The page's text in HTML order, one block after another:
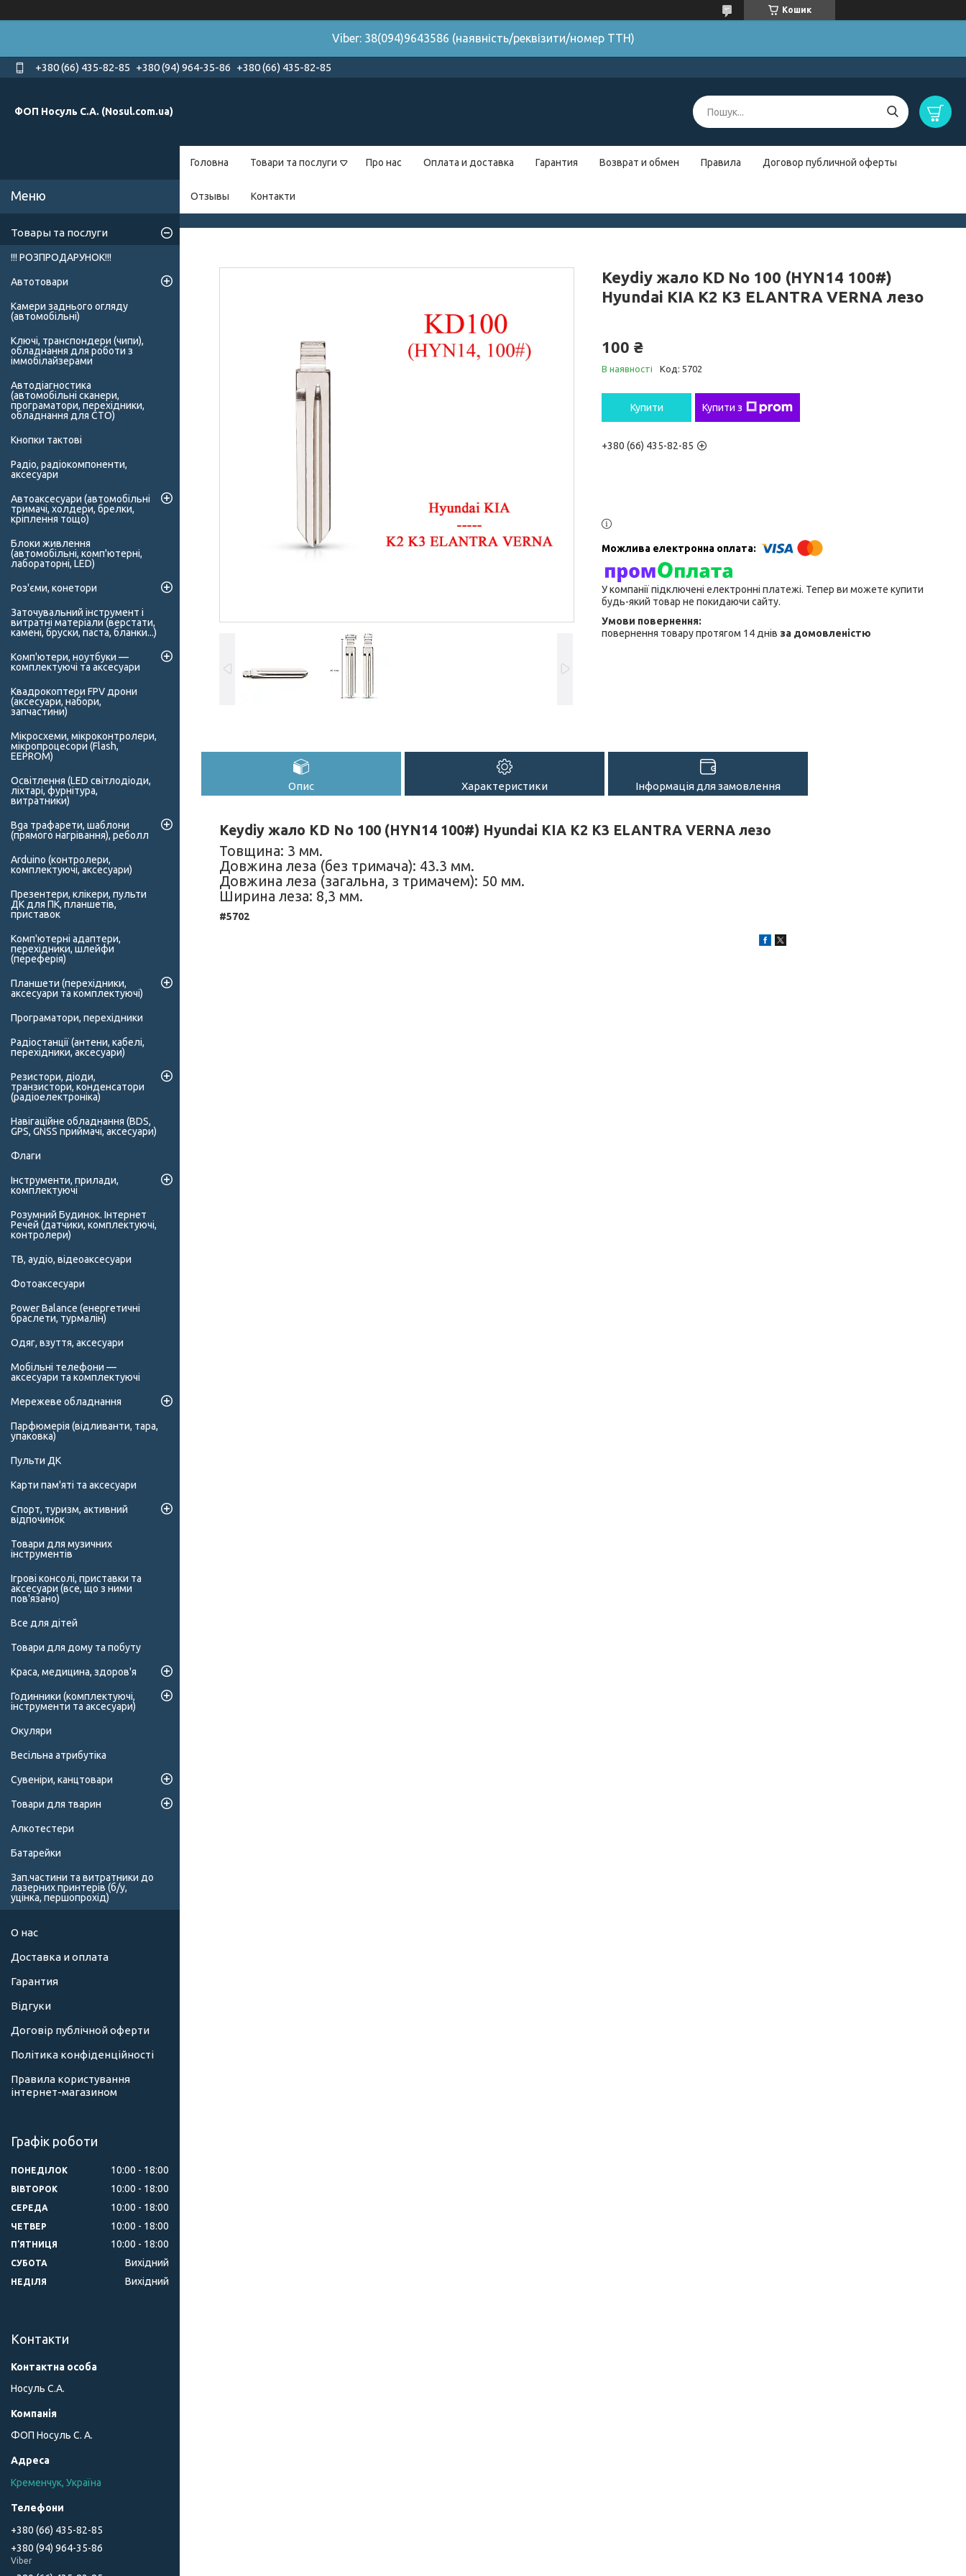
Кошик
Viber: 38(094)9643586 (наявність/реквізити/номер ТТН)
+380 (66) 435-82-85 +380 (94) 964-35-86 +380 (66) 435-82-85
ФОП Носуль С.А. (Nosul.com.ua)
Головна Товари та послуги Про нас Оплата и доставка Гарантия Возврат и обмен Правила Договор публичной оферты
Отзывы Контакти
Keydiy жало KD No 100 (HYN14 100#)
Hyundai KIA K2 K3 ELANTRA VERNA лезо
100 ₴
В наявності Код: 5702
Купити Купити з
+380 (66) 435-82-85
У компанії підключені електронні платежі. Тепер ви можете купити
будь-який товар не покидаючи сайту.
повернення товару протягом 14 днів за домовленістю
Опис Характеристики Інформація для замовлення
Keydiy жало KD No 100 (HYN14 100#) Hyundai KIA K2 K3 ELANTRA VERNA лезо
Товщина: 3 мм.
Довжина леза (без тримача): 43.3 мм.
Довжина леза (загальна, з тримачем): 50 мм.
Ширина леза: 8,3 мм.
#5702
Товары та послуги
!!! РОЗПРОДАРУНОК!!!
Автотовари
Камери заднього огляду
(автомобільні)
Ключі, транспондери (чипи),
обладнання для роботи з
іммобілайзерами
Автодіагностика
(автомобільні сканери,
програматори, перехідники,
обладнання для СТО)
Кнопки тактові
Радіо, радіокомпоненти,
аксесуари
Автоаксесуари (автомобільні
тримачі, холдери, брелки,
кріплення тощо)
Блоки живлення
(автомобільні, комп'ютерні,
лабораторні, LED)
Роз'єми, конетори
Заточувальний інструмент і
витратні матеріали (верстати,
камені, бруски, паста, бланки...)
Комп'ютери, ноутбуки —
комплектуючі та аксесуари
Квадрокоптери FPV дрони
(аксесуари, набори,
запчастини)
Мікросхеми, мікроконтролери,
мікропроцесори (Flash,
EEPROM)
Освітлення (LED світлодіоди,
ліхтарі, фурнітура,
витратники)
Bga трафарети, шаблони
(прямого нагрівання), реболл
Arduino (контролери,
комплектуючі, аксесуари)
Презентери, клікери, пульти
ДК для ПК, планшетів,
приставок
Комп'ютерні адаптери,
перехідники, шлейфи
(переферія)
Планшети (перехідники,
аксесуари та комплектуючі)
Програматори, перехідники
Радіостанції (антени, кабелі,
перехідники, аксесуари)
Резистори, діоди,
транзистори, конденсатори
(радіоелектроніка)
Навігаційне обладнання (BDS,
GPS, GNSS приймачі, аксесуари)
Флаги
Інструменти, прилади,
комплектуючі
Розумний Будинок. Інтернет
Речей (датчики, комплектуючі,
контролери)
ТВ, аудіо, відеоаксесуари
Фотоаксесуари
Power Balance (енергетичні
браслети, турмалін)
Одяг, взуття, аксесуари
Мобільні телефони —
аксесуари та комплектуючі
Мережеве обладнання
Парфюмерія (відливанти, тара,
упаковка)
Пульти ДК
Карти пам'яті та аксесуари
Спорт, туризм, активний
відпочинок
Товари для музичних
інструментів
Ігрові консолі, приставки та
аксесуари (все, що з ними
пов'язано)
Все для дітей
Товари для дому та побуту
Краса, медицина, здоров'я
Годинники (комплектуючі,
інструменти та аксесуари)
Окуляри
Весільна атрибутіка
Сувеніри, канцтовари
Товари для тварин
Алкотестери
Батарейки
Зап.частини та витратники до
лазерних принтерів (б/у,
уцінка, першопрохід)
О нас
Доставка и оплата
Гарантия
Відгуки
Договір публічной оферти
Політика конфіденційності
Правила користування
інтернет-магазином
Графік роботи
ПОНЕДІЛОК 10:00 18:00
ВІВТОРОК 10:00 18:00
СЕРЕДА 10:00 18:00
ЧЕТВЕР 10:00 18:00
ПʼЯТНИЦЯ 10:00 18:00
СУБОТА Вихідний
НЕДІЛЯ Вихідний
Контакти
Носуль С.А.
ФОП Носуль С. А.
Кременчук, Україна
+380 (66) 435-82-85
+380 (94) 964-35-86
Viber